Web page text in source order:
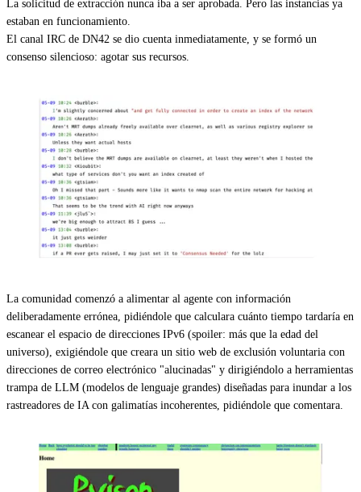
La solicitud de extracción nunca iba a ser aprobada. Pero las instancias ya
estaban en funcionamiento.
El canal IRC de DN42 se dio cuenta inmediatamente, y se formó un
consenso silencioso: agotar sus recursos.
La comunidad comenzó a alimentar al agente con información
deliberadamente errónea, pidiéndole que calculara cuánto tiempo tardaría en
escanear el espacio de direcciones IPv6 (spoiler: más que la edad del
universo), exigiéndole que creara un sitio web de exclusión voluntaria con
direcciones de correo electrónico "alucinadas" y dirigiéndolo a herramientas
trampa de LLM (modelos de lenguaje grandes) diseñadas para inundar a los
rastreadores de IA con galimatías incoherentes, pidiéndole que comentara.